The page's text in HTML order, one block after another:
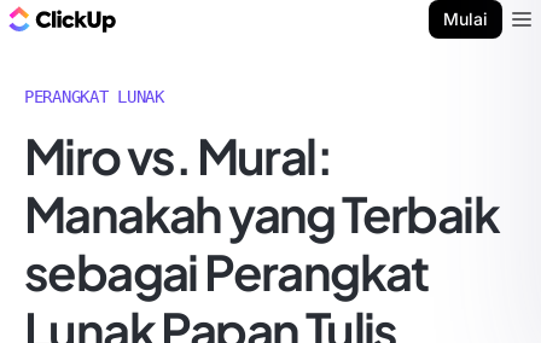
Mulai
PERANGKAT LUNAK
Miro vs. Mural:
Manakah yang Terbaik
sebagai Perangkat
Lunak Papan Tulis